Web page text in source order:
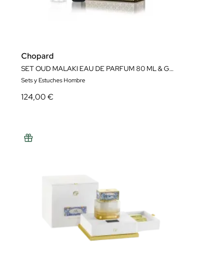
Chopard
SET OUD MALAKI EAU DE PARFUM 80 ML & GEL DUCHA PERFUMADO 150ML
Sets y Estuches Hombre
124,00 €